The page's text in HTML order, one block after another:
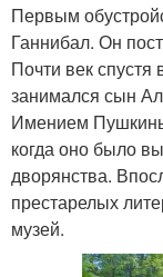
Первым
Ганнибал. Он
Почти век
занимался сын
Имением
когда оно было
дворянства.
престарелых
музей.